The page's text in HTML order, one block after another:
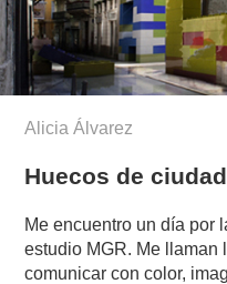
Alicia Álvarez
Huecos de ciudad
Me encuentro un día por
estudio MGR. Me llaman
comunicar con color,